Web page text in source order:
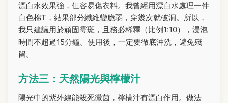
漂白水效果強，但容易傷衣料。我曾經用漂白水處理一件
白色棉T，結果部分纖維變脆弱，穿幾次就破洞。所以，
我只建議用於頑固霉斑，且務必稀釋（比例1:10），浸泡
時間不超過15分鐘。使用後，一定要徹底沖洗，避免殘
留。
方法三：天然陽光與檸檬汁
陽光中的紫外線能殺死黴菌，檸檬汁有漂白作用。做法